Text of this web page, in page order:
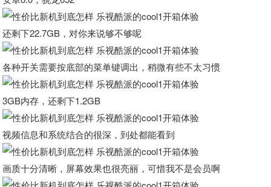
还剩下22.7GB，对你来说够不够呢
各种开关需要按底部的菜单键调出，稍微有些不太习惯
3GB内存，还剩下1.2GB
视频信息和系统结合的很深，到处都能看到
画质十分清晰，屏幕效果也很亮丽，可惜我不是会员啊